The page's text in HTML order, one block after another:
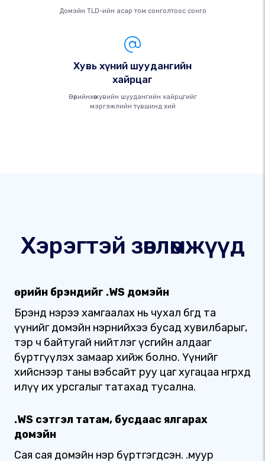
Домэйн TLD-ийн асар том сонголтоос сонго
Хувь хүний ​​шуудангийн
хайрцаг
Өөрийнхөө хувийн шуудангийн хайрцгийг
мэргэжлийн түвшинд хий
Хэрэгтэй зөвлөмжүүд
Өөрийн брэндийг .WS домэйн
Брэнд нэрээ хамгаалах нь чухал бөгөөд та
үүнийг домэйн нэрнийхээ бусад хувилбарыг,
тэр ч байтугай нийтлэг үсгийн алдааг
бүртгүүлэх замаар хийж болно. Үүнийг
хийснээр таны вэбсайт руу цаг хугацаа өнгөрөхөд
илүү их урсгалыг татахад тусална.
.WS сэтгэл татам, бусдаас ялгарах
домэйн
Сая сая домэйн нэр бүртгэгдсэн. .муур